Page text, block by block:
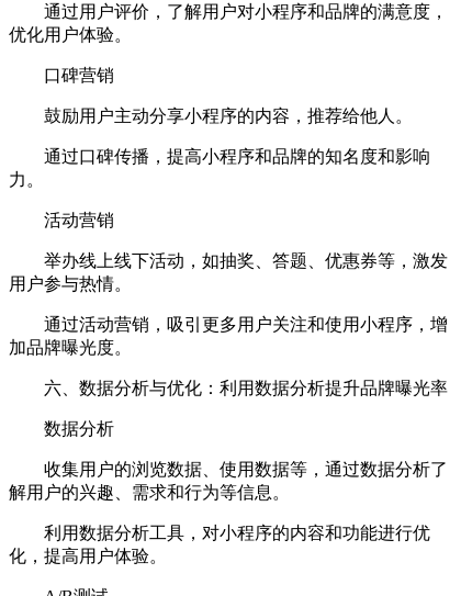
通过用户评价，了解用户对小程序和品牌的满意度，
优化用户体验。
口碑营销
鼓励用户主动分享小程序的内容，推荐给他人。
通过口碑传播，提高小程序和品牌的知名度和影响
力。
活动营销
举办线上线下活动，如抽奖、答题、优惠券等，激发
用户参与热情。
通过活动营销，吸引更多用户关注和使用小程序，增
加品牌曝光度。
六、数据分析与优化：利用数据分析提升品牌曝光率
数据分析
收集用户的浏览数据、使用数据等，通过数据分析了
解用户的兴趣、需求和行为等信息。
利用数据分析工具，对小程序的内容和功能进行优
化，提高用户体验。